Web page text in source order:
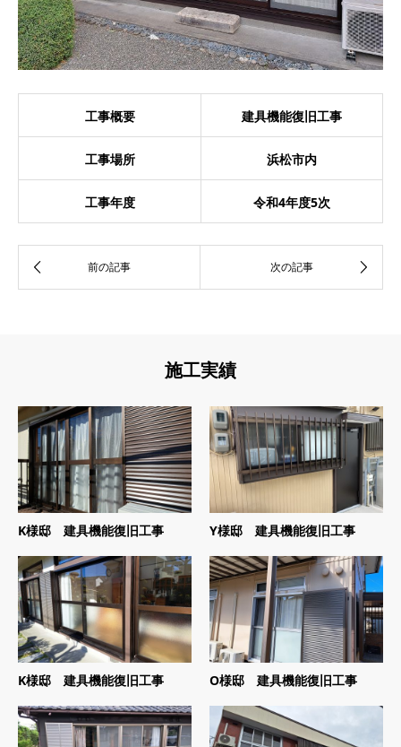
工事概要 建具機能復旧工事
工事場所 浜松市内
工事年度 令和4年度5次
施工実績
K様邸 建具機能復旧工事 Y様邸 建具機能復旧工事
K様邸 建具機能復旧工事 O様邸 建具機能復旧工事